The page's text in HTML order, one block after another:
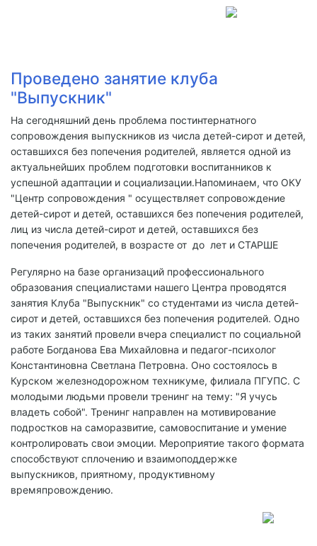
Проведено занятие клуба
"Выпускник"
На сегодняшний день проблема постинтернатного
сопровождения выпускников из числа детей-сирот и детей,
оставшихся без попечения родителей, является одной из
актуальнейших проблем подготовки воспитанников к
успешной адаптации и социализации.Напоминаем, что ОКУ
"Центр сопровождения " осуществляет сопровождение
детей-сирот и детей, оставшихся без попечения родителей,
лиц из числа детей-сирот и детей, оставшихся без
попечения родителей, в возрасте от до лет и СТАРШЕ
Регулярно на базе организаций профессионального
образования специалистами нашего Центра проводятся
занятия Клуба "Выпускник" со студентами из числа детей-
сирот и детей, оставшихся без попечения родителей. Одно
из таких занятий провели вчера специалист по социальной
работе Богданова Ева Михайловна и педагог-психолог
Константиновна Светлана Петровна. Оно состоялось в
Курском железнодорожном техникуме, филиала ПГУПС. С
молодыми людьми провели тренинг на тему: "Я учусь
владеть собой". Тренинг направлен на мотивирование
подростков на саморазвитие, самовоспитание и умение
контролировать свои эмоции. Мероприятие такого формата
способствуют сплочению и взаимоподдержке
выпускников, приятному, продуктивному
времяпровождению.